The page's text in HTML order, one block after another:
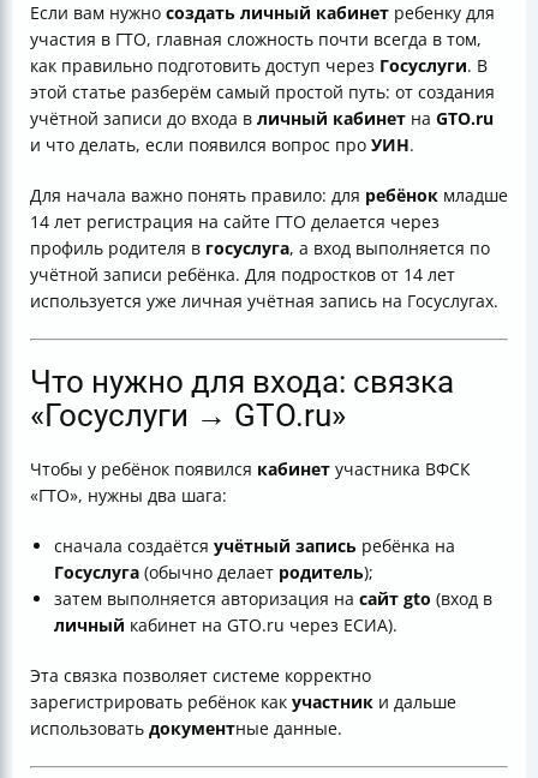
(быстро и понятно)
Зачем всё это нужно: участие в тестировании и
получение результата
Если возникли сложности при регистрации
Короткий вывод
Если вам нужно создать личный кабинет ребенку для
участия в ГТО, главная сложность почти всегда в том,
как правильно подготовить доступ через Госуслуги. В
этой статье разберём самый простой путь: от создания
учётной записи до входа в личный кабинет на GTO.ru
и что делать, если появился вопрос про УИН.
Для начала важно понять правило: для ребёнок младше
14 лет регистрация на сайте ГТО делается через
профиль родителя в госуслуга, а вход выполняется по
учётной записи ребёнка. Для подростков от 14 лет
используется уже личная учётная запись на Госуслугах.
Что нужно для входа: связка
«Госуслуги → GTO.ru»
Чтобы у ребёнок появился кабинет участника ВФСК
«ГТО», нужны два шага:
сначала создаётся учётный запись ребёнка на
Госуслуга (обычно делает родитель);
затем выполняется авторизация на сайт gto (вход в
личный кабинет на GTO.ru через ЕСИА).
Эта связка позволяет системе корректно
зарегистрировать ребёнок как участник и дальше
использовать документные данные.